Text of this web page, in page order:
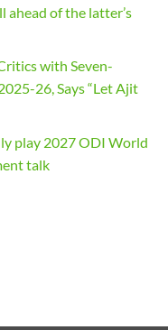
ahead of the latter’s
with Seven-
26, Says “Let Ajit
play 2027 ODI World
talk